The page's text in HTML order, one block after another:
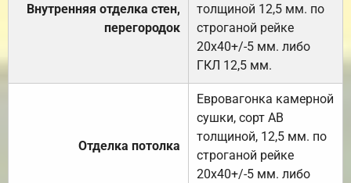
Внутренняя отделка стен,
перегородок
толщиной 12,5 мм. по
строганой рейке
20х40+/-5 мм. либо
ГКЛ 12,5 мм.
Отделка потолка
Евровагонка камерной
сушки, сорт АВ
толщиной, 12,5 мм. по
строганой рейке
20х40+/-5 мм. либо